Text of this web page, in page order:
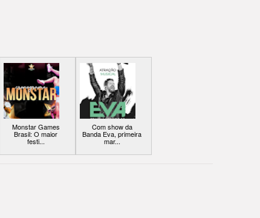
Monstar Games
Brasil: O maior
festi...
Com show da
Banda Eva, primeira
mar...